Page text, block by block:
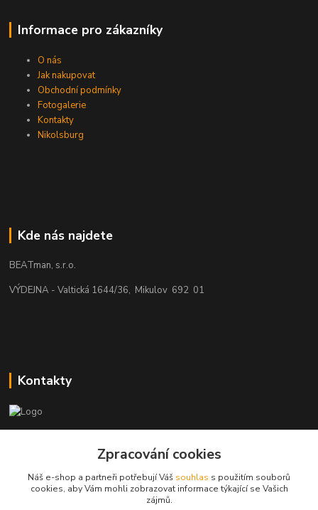
Informace pro zákazníky
O nás
Jak nakupovat
Obchodní podmínky
Fotogalerie
Kontakty
Nikolsburg
Kde nás najdete
BEATman, s.r.o.
VÝDEJNA - Valtická 1644/36, Mikulov 692 01
Kontakty
elektro@beatman.cz
Zpracování cookies
Náš e-shop a partneři potřebují Váš souhlas s použitím souborů
cookies, aby Vám mohli zobrazovat informace týkající se Vašich
zájmů.